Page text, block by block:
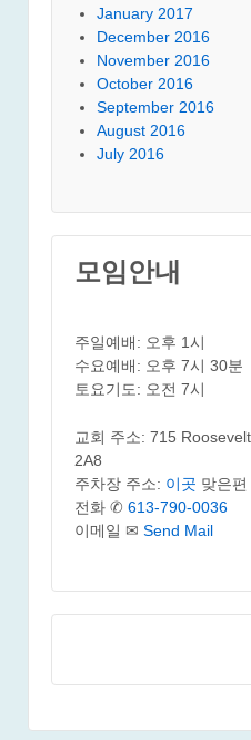
January 2017
December 2016
November 2016
October 2016
September 2016
August 2016
July 2016
모임안내
주일예배: 오후 1시
수요예배: 오후 7시 30분
토요기도: 오전 7시
교회 주소: 715
2A8
주차장 주소: 이곳 맞은편
전화 ✆ 613-790-0036
이메일 ✉ Send Mail